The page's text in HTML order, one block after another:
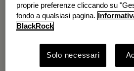
proprie preferenze cliccando su
fondo a qualsiasi pagina.
BlackRock
Solo necessari